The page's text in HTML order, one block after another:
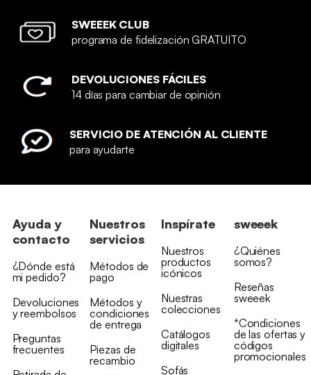
SWEEEK CLUB
programa de fidelización GRATUITO
DEVOLUCIONES FÁCILES
14 días para cambiar de opinión
SERVICIO DE ATENCIÓN AL CLIENTE
para ayudarte
Ayuda y
contacto
¿Dónde está
mi pedido?
Devoluciones
y reembolsos
Preguntas
frecuentes
Nuestros
servicios
Métodos de
pago
Métodos y
condiciones
de entrega
Piezas de
recambio
Inspírate
Nuestros
productos
icónicos
Nuestras
colecciones
Catálogos
digitales
Sofás
sweeek
¿Quiénes
somos?
Reseñas
sweeek
*Condiciones
de las ofertas y
códigos
promocionales